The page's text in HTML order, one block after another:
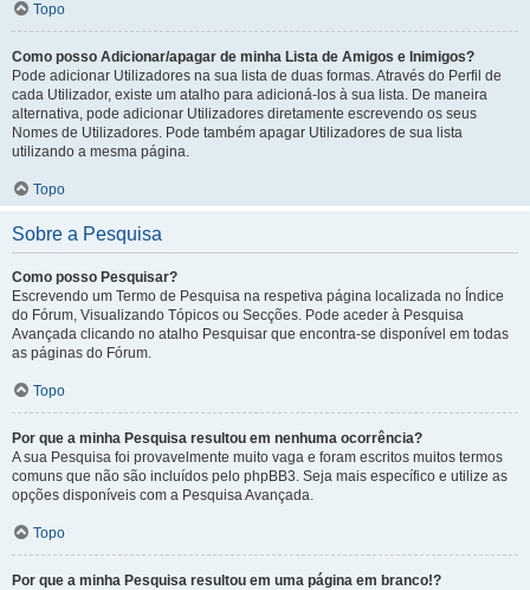
Topo
Como posso Adicionar/apagar de minha Lista de Amigos e Inimigos?
Pode adicionar Utilizadores na sua lista de duas formas. Através do Perfil de
cada Utilizador, existe um atalho para adicioná-los à sua lista. De maneira
alternativa, pode adicionar Utilizadores diretamente escrevendo os seus
Nomes de Utilizadores. Pode também apagar Utilizadores de sua lista
utilizando a mesma página.
Topo
Sobre a Pesquisa
Como posso Pesquisar?
Escrevendo um Termo de Pesquisa na respetiva página localizada no Índice
do Fórum, Visualizando Tópicos ou Secções. Pode aceder à Pesquisa
Avançada clicando no atalho Pesquisar que encontra-se disponível em todas
as páginas do Fórum.
Topo
Por que a minha Pesquisa resultou em nenhuma ocorrência?
A sua Pesquisa foi provavelmente muito vaga e foram escritos muitos termos
comuns que não são incluídos pelo phpBB3. Seja mais específico e utilize as
opções disponíveis com a Pesquisa Avançada.
Topo
Por que a minha Pesquisa resultou em uma página em branco!?